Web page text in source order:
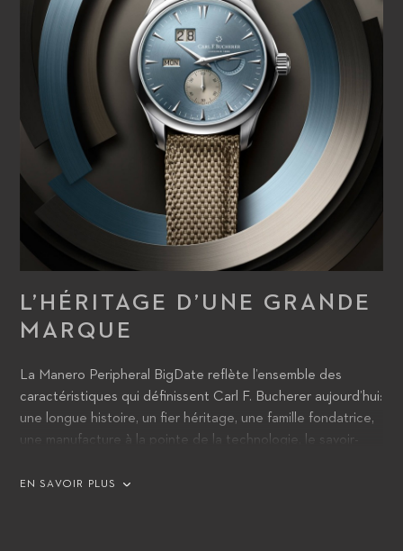
L’HÉRITAGE D’UNE GRANDE
MARQUE
La Manero Peripheral BigDate reflète l’ensemble des
caractéristiques qui définissent Carl F. Bucherer aujourd’hui:
une longue histoire, un fier héritage, une famille fondatrice,
une manufacture à la pointe de la technologie, le savoir-
monde et, bien sûr, l’innovation qui a fait de la marque le
EN SAVOIR PLUS